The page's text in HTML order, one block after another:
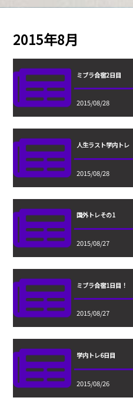
2015年8月
ミブラ合宿2日目
2015/08/28
人生ラスト学内トレ
2015/08/28
国外トレその1
2015/08/27
ミブラ合宿1日目！
2015/08/27
学内トレ6日目
2015/08/26